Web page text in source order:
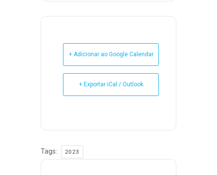
+ Adicionar ao Google Calendar
+ Exportar iCal / Outlook
Tags: 2023